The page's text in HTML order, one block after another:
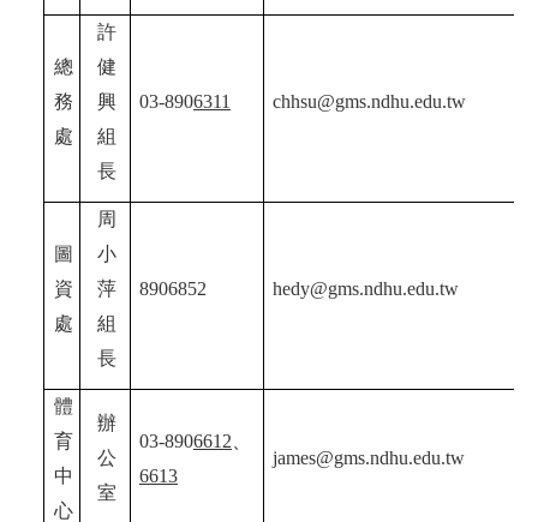
總
務
處
許
健
興
組
長
03-8906311 chhsu@gms.ndhu.edu.tw
圖
資
處
周
小
萍
組
長
8906852 hedy@gms.ndhu.edu.tw
體
育
中
心
辦
公
室
03-8906612
6613
james@gms.ndhu.edu.tw